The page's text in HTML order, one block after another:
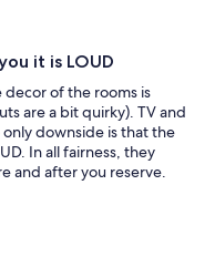
it is LOUD
decor of the rooms is
are a bit quirky). TV and
downside is that the
In all fairness, they
and after you reserve.
normal loud, this is
loud.